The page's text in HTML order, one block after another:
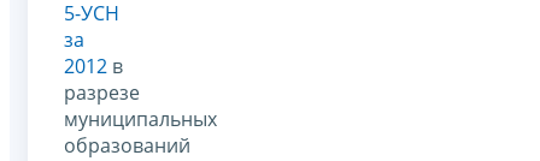
5-УСН
за
2012 в
разрезе
муниципальных
образований